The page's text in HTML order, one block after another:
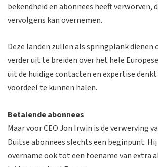
bekendheid en abonnees heeft verworven,
vervolgens kan overnemen.
Deze landen zullen als springplank dienen
verder uit te breiden over het hele
uit de huidige contacten en expertise
voordeel te kunnen halen.
Betalende abonnees
Maar voor CEO Jon Irwin is de verwerving
Duitse abonnees slechts een beginpunt.
overname ook tot een toename van extra